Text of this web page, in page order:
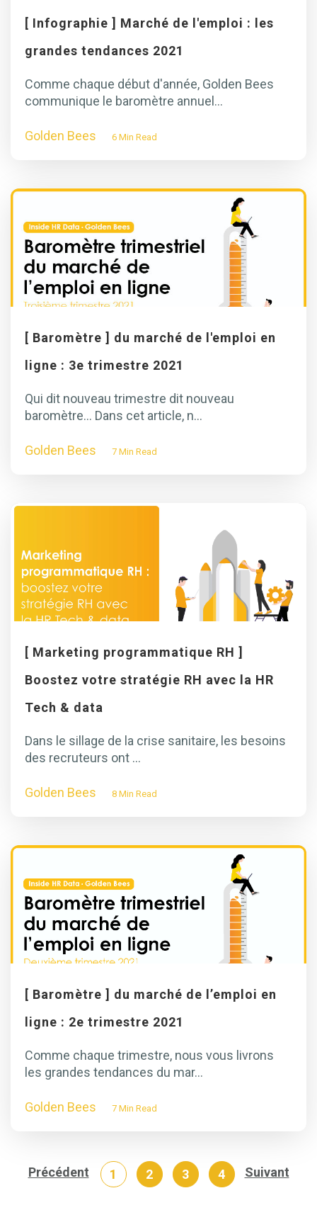
[ Infographie ] Marché de l'emploi : les
grandes tendances 2021
Comme chaque début d'année, Golden Bees
communique le baromètre annuel...
Golden Bees 6 Min Read
[ Baromètre ] du marché de l'emploi en
ligne : 3e trimestre 2021
Qui dit nouveau trimestre dit nouveau
baromètre... Dans cet article, n...
Golden Bees 7 Min Read
[ Marketing programmatique RH ]
Boostez votre stratégie RH avec la HR
Tech & data
Dans le sillage de la crise sanitaire, les besoins
des recruteurs ont ...
Golden Bees 8 Min Read
[ Baromètre ] du marché de l’emploi en
ligne : 2e trimestre 2021
Comme chaque trimestre, nous vous livrons
les grandes tendances du mar...
Golden Bees 7 Min Read
Précédent 1 2 3 4 Suivant